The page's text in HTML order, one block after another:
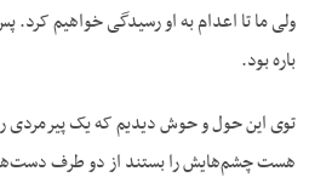
ولی ما تا اعدام به او رسیدگی خواهیم کرد.
باره بود.
توی این حول و حوش دیدیم که یک پیرمردی
هست چشم‌هایش را بستند از دو طرف